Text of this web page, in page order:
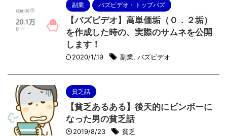
副業 バズビデオ・トップバズ
【バズビデオ】高単価垢（０．２垢）
を作成した時の、実際のサムネを公開
します！
2020/1/19 副業, バズビデオ
貧乏話
【貧乏あるある】後天的にビンボーに
なった男の貧乏話
2019/8/23 貧乏